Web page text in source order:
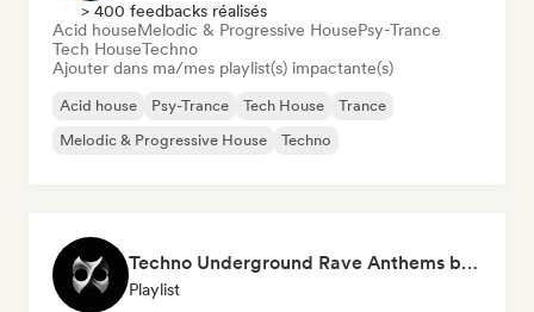
> 400 feedbacks réalisés
Acid houseMelodic & Progressive HousePsy-Trance
Tech HouseTechno
Ajouter dans ma/mes playlist(s) impactante(s)
Acid house Psy-Trance Tech House
Trance
Melodic & Progressive House
Techno
Techno Underground Rave Anthems by Orphium
Playlist